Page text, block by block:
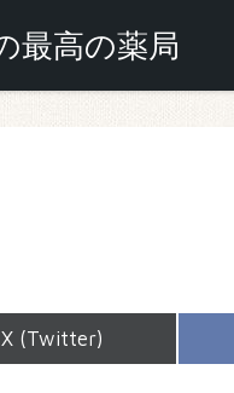
Share
X (Twitter)